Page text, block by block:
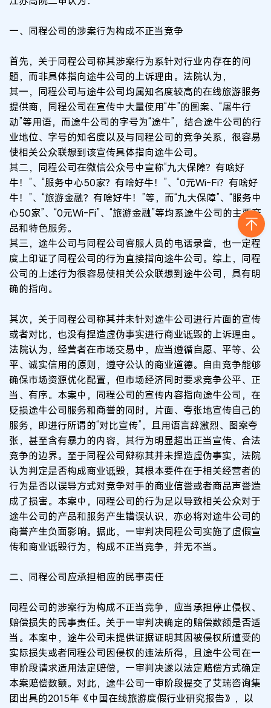
一、同程公司的涉案行为构成不正当竞争
首先，关于同程公司称其涉案行为系针对行业内存在的问
题，而非具体指向途牛公司的上诉理由。法院认为，
其一，同程公司与途牛公司均属知名度较高的在线旅游服务
提供商，同程公司在宣传中大量使用“牛”的图案、“屠牛行
动”等用语，而途牛公司的字号为“途牛”，结合途牛公司的行
业地位、字号的知名度以及与同程公司的竞争关系，很容易
使相关公众联想到该宣传具体指向途牛公司。
其二，同程公司在微信公众号中宣称“九大保障？有啥好
牛！”、“服务中心50家？有啥好牛！”、“0元Wi-Fi？有啥好
牛！”、“旅游金融？有啥好牛！”等，而“九大保障”、“服务中
心50家”、“0元Wi-Fi”、“旅游金融”等均系途牛公司的主要产
品和特色服务。
其三，途牛公司与同程公司客服人员的电话录音，也一定程
度上印证了同程公司的行为直接指向途牛公司。综上，同程
公司的上述行为很容易使相关公众联想到途牛公司，具有明
确的指向。
其次，关于同程公司称其并未针对途牛公司进行片面的宣传
或者对比，也没有捏造虚伪事实进行商业诋毁的上诉理由。
法院认为，经营者在市场交易中，应当遵循自愿、平等、公
平、诚实信用的原则，遵守公认的商业道德。自由竞争能够
确保市场资源优化配置，但市场经济同时要求竞争公平、正
当、有序。本案中，同程公司的宣传内容指向途牛公司，在
贬损途牛公司服务和商誉的同时，片面、夸张地宣传自己的
服务，即进行所谓的“对比宣传”，且用语言辞激烈、图案夸
张，甚至含有暴力的内容，其行为明显超出正当宣传、合法
竞争的边界。至于同程公司辩称其并未捏造虚伪事实，法院
认为判定是否构成商业诋毁，其根本要件在于相关经营者的
行为是否以误导方式对竞争对手的商业信誉或者商品声誉造
成了损害。本案中，同程公司的行为足以导致相关公众对于
途牛公司的产品和服务产生错误认识，亦必将对途牛公司的
商誉产生负面影响。据此，一审判决同程公司实施了虚假宣
传和商业诋毁行为，构成不正当竞争，并无不当。
二、同程公司应承担相应的民事责任
同程公司的涉案行为构成不正当竞争，应当承担停止侵权、
赔偿损失的民事责任。关于一审判决确定的赔偿数额是否适
当。本案中，途牛公司未提供证据证明其因被侵权所遭受的
实际损失或者同程公司因侵权的违法所得，且途牛公司在一
审阶段请求适用法定赔偿，一审判决遂以法定赔偿方式确定
本案赔偿数额。对此，途牛公司一审阶段提交了艾瑞咨询集
团出具的2015年《中国在线旅游度假行业研究报告》，以